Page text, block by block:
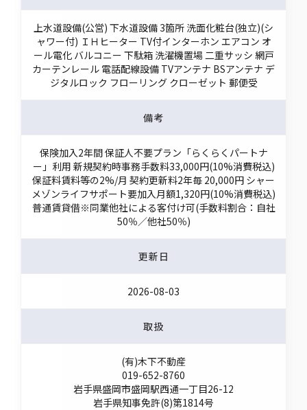
上水道設備(公営) 下水道設備 3箇所 洗面化粧台(独立)(シ
ャワー付) ＩＨヒーター TV付インターホン エアコン オ
ール電化 バルコニー 下駄箱 洗濯機置場 二重サッシ 網戸
カーテンレール 電話配線設備 TVアンテナ BSアンテナ デ
ジタルロック フローリング クローゼット 郵便受
備考
保険加入2年間 保証人不要プラン「らくらくパートナ
ー」利用 新規契約時事務手数料33,000円(10%消費税込)
保証料賃料等の2%/月 契約更新料2年毎 20,000円 シャー
メゾンライフサポート要加入月額1,320円(10%消費税込)
普通賃貸借※同業他社による客付け可(手数料割合：自社
50％／他社50％)
更新日
2026-08-03
取扱
(有)木下不動産
019-652-8760
岩手県盛岡市盛岡駅西通一丁目26-12
岩手県知事免許(8)第1814号